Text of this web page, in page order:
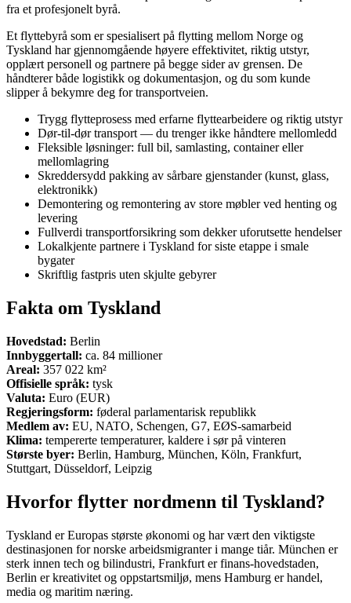
fra et profesjonelt byrå.
Et flyttebyrå som er spesialisert på flytting mellom Norge og
Tyskland har gjennomgående høyere effektivitet, riktig utstyr,
opplært personell og partnere på begge sider av grensen. De
håndterer både logistikk og dokumentasjon, og du som kunde
slipper å bekymre deg for transportveien.
Trygg flytteprosess med erfarne flyttearbeidere og riktig utstyr
Dør-til-dør transport — du trenger ikke håndtere mellomledd
Fleksible løsninger: full bil, samlasting, container eller
mellomlagring
Skreddersydd pakking av sårbare gjenstander (kunst, glass,
elektronikk)
Demontering og remontering av store møbler ved henting og
levering
Fullverdi transportforsikring som dekker uforutsette hendelser
Lokalkjente partnere i Tyskland for siste etappe i smale
bygater
Skriftlig fastpris uten skjulte gebyrer
Fakta om Tyskland
Hovedstad: Berlin
Innbyggertall: ca. 84 millioner
Areal: 357 022 km²
Offisielle språk: tysk
Valuta: Euro (EUR)
Regjeringsform: føderal parlamentarisk republikk
Medlem av: EU, NATO, Schengen, G7, EØS-samarbeid
Klima: tempererte temperaturer, kaldere i sør på vinteren
Største byer: Berlin, Hamburg, München, Köln, Frankfurt,
Stuttgart, Düsseldorf, Leipzig
Hvorfor flytter nordmenn til Tyskland?
Tyskland er Europas største økonomi og har vært den viktigste
destinasjonen for norske arbeidsmigranter i mange tiår. München er
sterk innen tech og bilindustri, Frankfurt er finans-hovedstaden,
Berlin er kreativitet og oppstartsmiljø, mens Hamburg er handel,
media og maritim næring.